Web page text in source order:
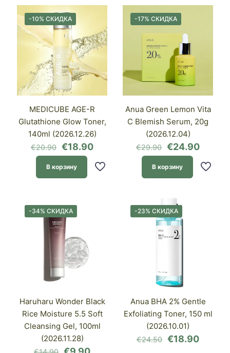
-10% СКИДКА
MEDICUBE AGE-R
Glutathione Glow Toner,
140ml (2026.12.26)
€20.90 Первоначальная
цена
составляла
€20.90.
€18.90Текущая
€18.90.
В корзину
-17% СКИДКА
Anua Green Lemon Vita
C Blemish Serum, 20g
(2026.12.04)
€29.90
цена
составляла
€29.90.
€24.90
В корзину
-34% СКИДКА
Haruharu Wonder Black
Rice Moisture 5.5 Soft
Cleansing Gel, 100ml
(2026.11.28)
Первоначальная
Текущая
-23% СКИДКА
Anua BHA 2% Gentle
Exfoliating Toner, 150 ml
(2026.10.01)
€24.50 €18.90